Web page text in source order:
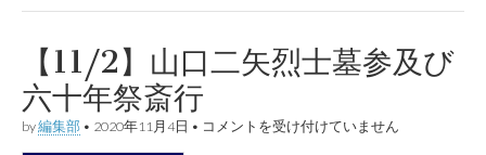
紙
『ひ
ぎ』
【11/2】山口二矢烈士墓参及び
六十年祭斎行
by編集部 • 2020年11月4日 • 【11/2】
コメントを受け付けていません